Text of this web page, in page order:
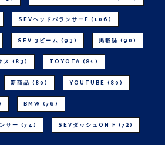
SEVヘッドバランサーF (106)
SEV 3ビーム (93) 掲載誌 (90)
ス (83) TOYOTA (81)
新商品 (80) YOUTUBE (80)
BMW (76)
サー (74) SEVダッシュON F (72)